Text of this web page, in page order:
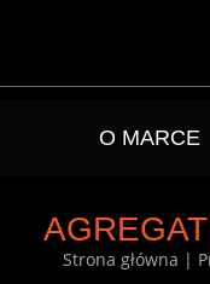
O MARCE
Strona główna |